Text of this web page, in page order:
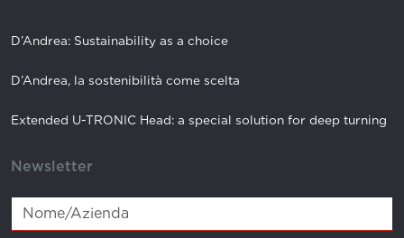
D’Andrea: Sustainability as a choice
D’Andrea, la sostenibilità come scelta
Extended U-TRONIC Head: a special solution for deep turning
Newsletter